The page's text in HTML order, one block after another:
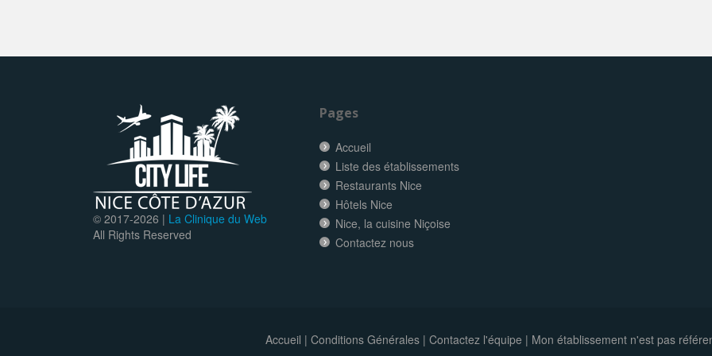
© 2017-2026 | La Clinique du Web
All Rights Reserved
Pages
Accueil
Liste des établissements
Restaurants Nice
Hôtels Nice
Nice, la cuisine Niçoise
Contactez nous
Accueil | Conditions Générales| Contactez l'équipe | Mon établissement n'est pas